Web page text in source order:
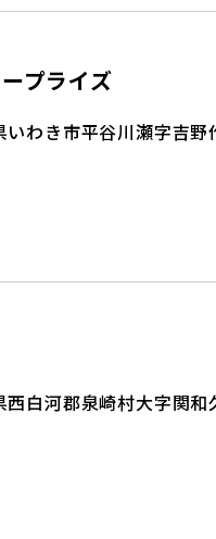
プライズ
いわき市平谷川瀬字吉野
西白河郡泉崎村大字関